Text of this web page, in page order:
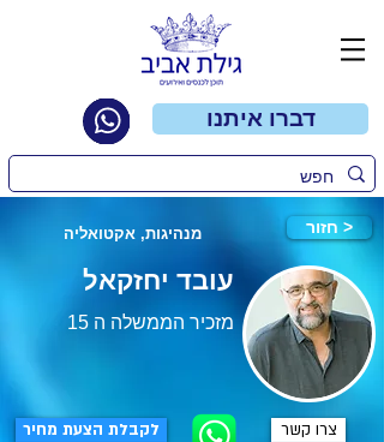
דברו איתנו
מנהיגות, אקטואליה חזור >
עובד יחזקאל
מזכיר הממשלה ה 15
צרו קשר לקבלת הצעת מחיר